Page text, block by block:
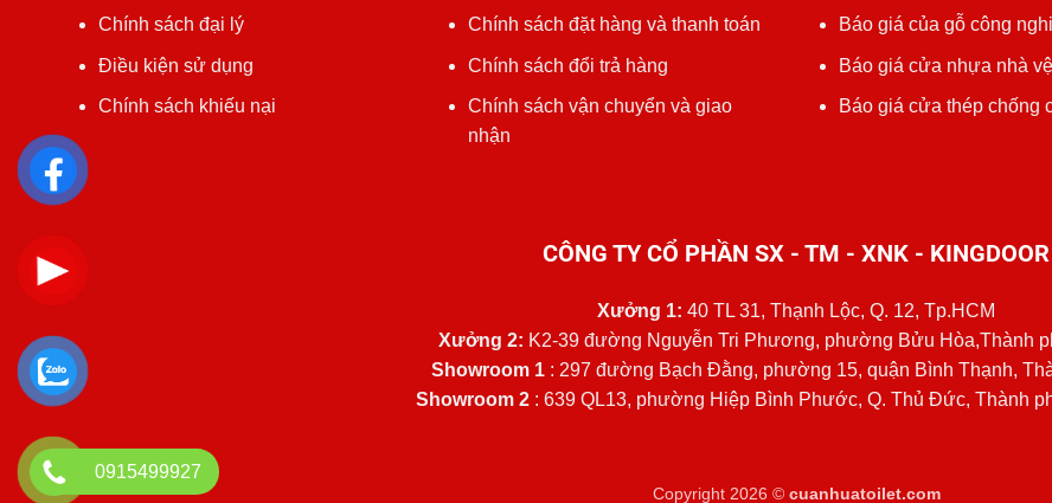
Chính sách đại lý
Điều kiện sử dụng
Chính sách khiếu nại
Chính sách đặt hàng và thanh toán
Chính sách đổi trả hàng
Chính sách vận chuyển và giao
nhận
Báo giá của gỗ công
Báo giá cửa nhựa nhà
Báo giá cửa thép chống
CÔNG TY CỔ PHẦN SX - TM - XNK - KINGDOOR
Xưởng 1: 40 TL 31, Thạnh Lộc, Q. 12, Tp.HCM
Xưởng 2: K2-39 đường Nguyễn Tri Phương, phường Bửu Hòa,Thành
Showroom 1: 297 đường Bạch Đằng, phường 15, quận Bình Thạnh,
Showroom 2 : 639 QL13, phường Hiệp Bình Phước, Q. Thủ Đức, Thành
Copyright 2026 © cuanhuatoilet.com
0915499927